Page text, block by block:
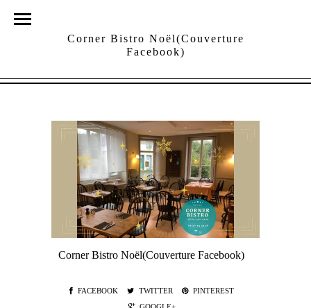
Corner Bistro Noël(Couverture
Facebook)
Corner Bistro Noël(Couverture Facebook)
FACEBOOK TWITTER
PINTEREST